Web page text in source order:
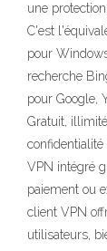
une
C'est
pour
recherche
pour Google,
Gratuit,
VPN intégré
paiement ou
client VPN
utilisateurs,